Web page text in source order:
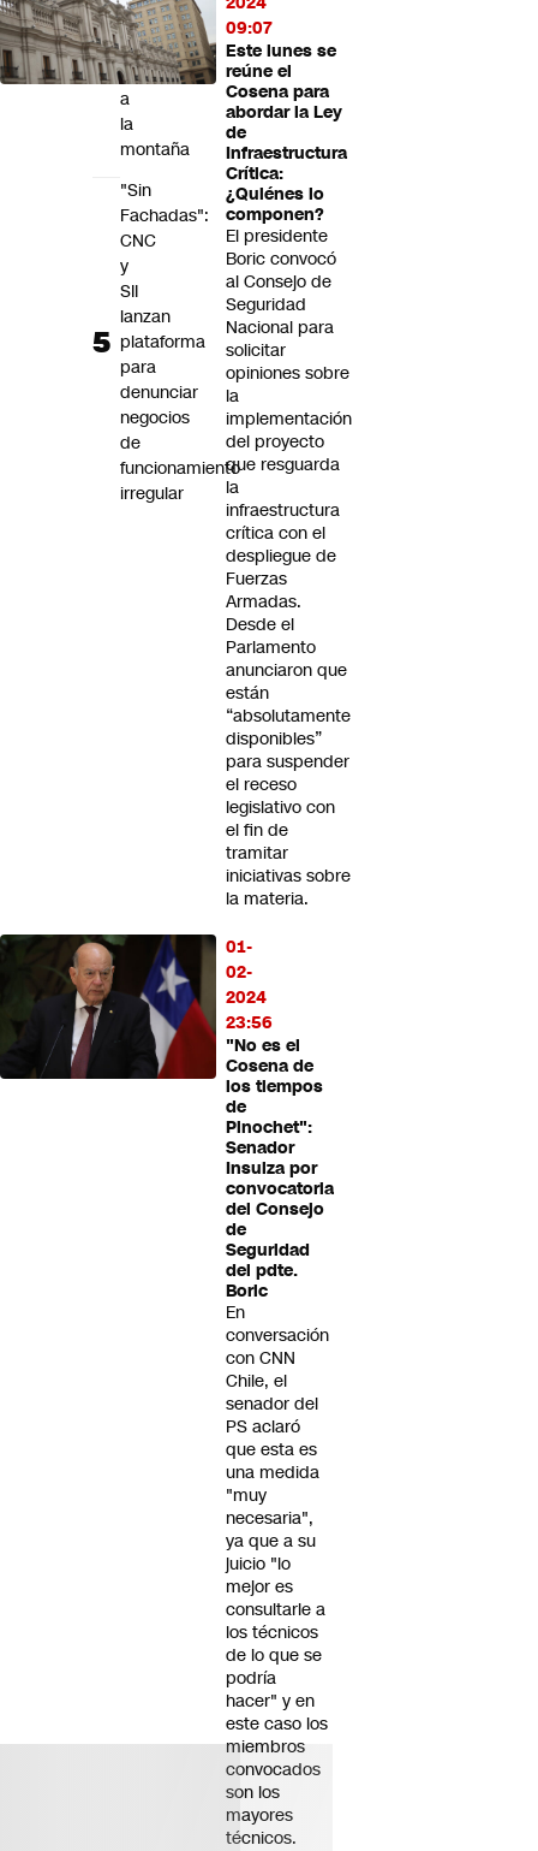
09:07
Este lunes se
reúne el
Cosena para
abordar la Ley
de
Infraestructura
Crítica:
¿Quiénes lo
componen?
El presidente
Boric convocó
al Consejo de
Seguridad
Nacional para
solicitar
opiniones sobre
la
implementación
del proyecto
que resguarda
la
infraestructura
crítica con el
despliegue de
Fuerzas
Armadas.
Desde el
Parlamento
anunciaron que
están
“absolutamente
disponibles”
para suspender
el receso
legislativo con
el fin de
tramitar
iniciativas sobre
la materia.
01-
02-
2024
23:56
"No es el
Cosena de
los tiempos
de
Pinochet":
Senador
Insulza por
convocatoria
del Consejo
de
Seguridad
del pdte.
Boric
En
conversación
con CNN
Chile, el
senador del
PS aclaró
que esta es
una medida
"muy
necesaria",
ya que a su
juicio "lo
mejor es
consultarle a
los técnicos
de lo que se
podría
hacer" y en
este caso los
miembros
convocados
son los
mayores
técnicos.
preventivo
de
caminos
a
la
montaña
"Sin
Fachadas":
CNC
y
SII
lanzan
plataforma
para
denunciar
negocios
de
funcionamiento
irregular